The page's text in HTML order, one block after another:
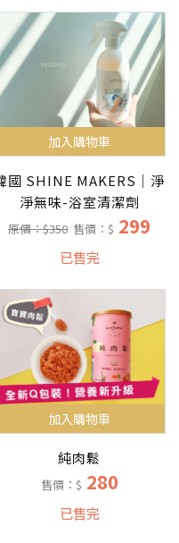
加入購物車
國 SHINE MAKERS｜淨
淨無味-浴室清潔劑
原價：$350 售價：$ 299
已售完
加入購物車
純肉鬆
售價：$ 280
已售完